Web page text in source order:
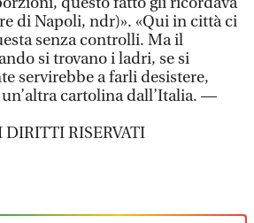
di Napoli, ndr)». «Qui in città ci
senza controlli. Ma il
si trovano i ladri, se si
servirebbe a farli desistere,
un’altra cartolina dall’Italia. —
RISERVATI